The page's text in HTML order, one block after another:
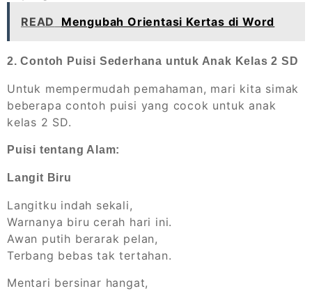
READ
Mengubah Orientasi Kertas di Word
2. Contoh Puisi Sederhana untuk Anak Kelas 2 SD
Untuk mempermudah pemahaman, mari kita simak
beberapa contoh puisi yang cocok untuk anak
kelas 2 SD.
Puisi tentang Alam:
Langit Biru
Langitku indah sekali,
Warnanya biru cerah hari ini.
Awan putih berarak pelan,
Terbang bebas tak tertahan.
Mentari bersinar hangat,